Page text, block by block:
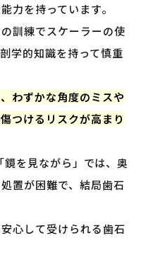
力を持っています。
訓練でスケーラーの使
学的知識を持って慎重
わずかな角度のミスや
つけるリスクが高まり
鏡を見ながら」では、奥
置が困難で、結局歯石
心して受けられる歯石